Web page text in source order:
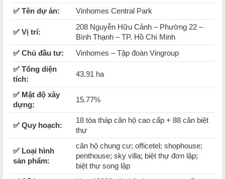
✅ Tên dự án: Vinhomes Central Park
✅ Vị trí:
208 Nguyễn Hữu Cảnh – Phường 22 –
Bình Thạnh – TP. Hồ Chí Minh
✅ Chủ đầu tư:
Vinhomes – Tập đoàn Vingroup
✅ Tổng diện
tích:
43.91 ha
✅ Mật độ xây
dựng:
15.77%
✅ Quy hoạch:
18 tòa tháp căn hộ cao cấp + 88 căn biệt
thự
✅ Loại hình
sản phẩm:
căn hộ chung cư; officetel; shophouse;
penthouse; sky villa; biệt thự đơn lập;
biệt thự song lập